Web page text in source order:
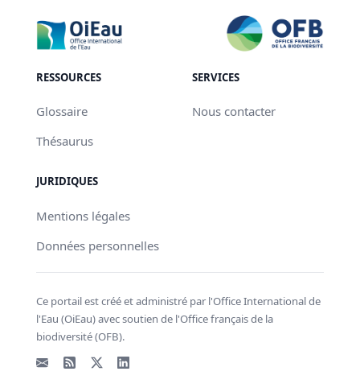
RESSOURCES
Glossaire
Thésaurus
SERVICES
Nous contacter
JURIDIQUES
Mentions légales
Données personnelles
Ce portail est créé et administré par l'Office International de
l'Eau (OiEau) avec soutien de l'Office français de la
biodiversité (OFB).